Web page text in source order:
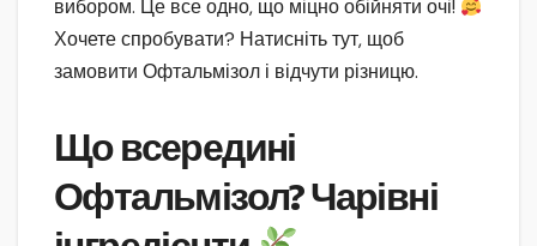
вибором. Це все одно, що міцно обійняти очі!
Хочете спробувати? Натисніть тут, щоб
замовити Офтальмізол і відчути різницю.
Що всередині
Офтальмізол? Чарівні